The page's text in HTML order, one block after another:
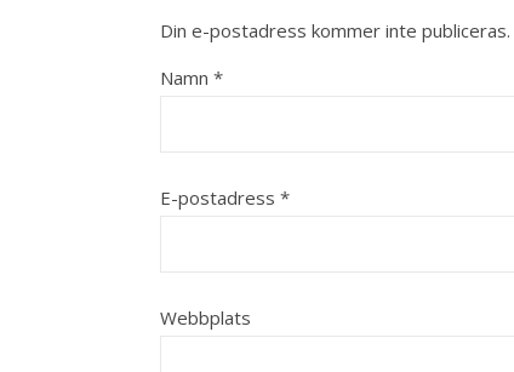
Din e-postadress kommer inte publiceras.
Namn *
E-postadress *
Webbplats